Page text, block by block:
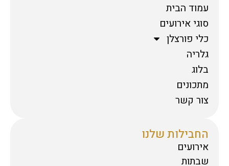
עמוד הבית
סוגי אירועים
כלי פורצלן
גלריה
בלוג
מתכונים
צור קשר
החבילות שלנו
אירועים
שבתות